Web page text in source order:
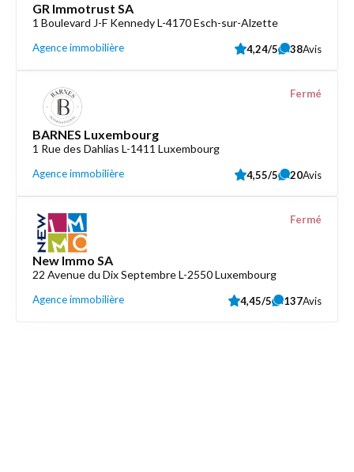
GR Immotrust SA
1 Boulevard J-F Kennedy L-4170 Esch-sur-Alzette
Agence immobilière 4,24/5 38Avis
BARNES Luxembourg
1 Rue des Dahlias L-1411 Luxembourg
Agence immobilière
Fermé
4,55/5 20Avis
New Immo SA
22 Avenue du Dix Septembre L-2550 Luxembourg
Agence immobilière
Fermé
4,45/5 137Avis